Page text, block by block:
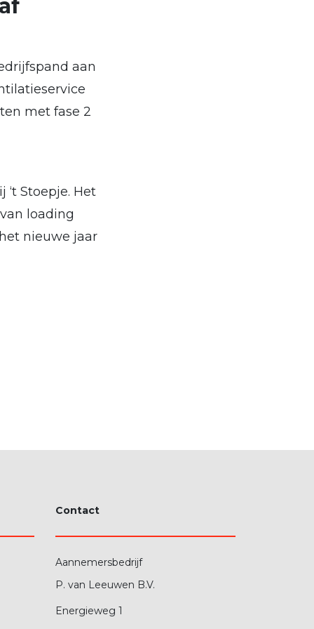
aan
met fase 2
Stoepje. Het
loading
nieuwe jaar
Contact
Aannemersbedrijf
P. van Leeuwen B.V.
Energieweg 1